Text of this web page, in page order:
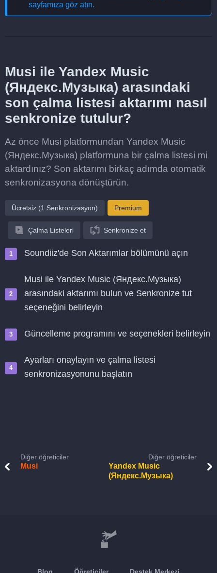
sayfamıza göz atın.
Musi ile Yandex Music
(Яндекс.Музыка) arasındaki
son çalma listesi aktarımı nasıl
senkronize tutulur?
Az önce Musi platformundan Yandex Music
(Яндекс.Музыка) platformuna bir çalma listesi mi
aktardınız? Son aktarımı birkaç adımda otomatik
senkronizasyona dönüştürün.
Ücretsiz (1 Senkronizasyon) Premium
Çalma Listeleri Senkronize et
Soundiiz'de Son Aktarımlar bölümünü açın
Musi ile Yandex Music (Яндекс.Музыка)
arasındaki aktarımı bulun ve Senkronize tut
seçeneğini belirleyin
Güncelleme programını ve seçenekleri belirleyin
Ayarları onaylayın ve çalma listesi
senkronizasyonunu başlatın
Diğer öğreticiler
Musi
Diğer öğreticiler
Yandex Music
(Яндекс.Музыка)